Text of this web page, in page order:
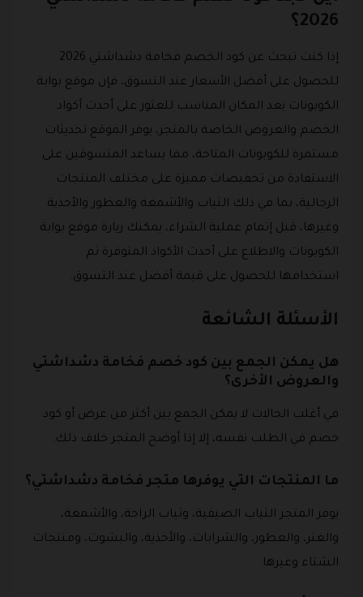
2026؟
إذا كنت تبحث عن كود الخصم فخامة دشداشتي 2026
للحصول على أفضل الأسعار عند التسوق، فإن موقع بوابة
الكوبونات يعد المكان المناسب للعثور على أحدث أكواد
الخصم والعروض الخاصة بالمتجر، يوفر الموقع تحديثات
مستمرة للكوبونات المتاحة، مما يساعد المتسوقين على
الاستفادة من تخفيضات مميزة على مختلف المنتجات
الرجالية، بما في ذلك الثياب والأشمغة والعطور والأحذية
وغيرها، قبل إتمام عملية الشراء، يمكنك زيارة موقع بوابة
الكوبونات والاطلاع على أحدث الأكواد المتوفرة ثم
استخدامها للحصول على قيمة أفضل عند التسوق.
الأسئلة الشائعة
هل يمكن الجمع بين كود خصم فخامة دشداشتي
والعروض الأخرى؟
في أغلب الحالات لا يمكن الجمع بين أكثر من عرض أو كود
خصم في الطلب نفسه، إلا إذا أوضح المتجر خلاف ذلك.
ما المنتجات التي يوفرها متجر فخامة دشداشتي؟
يوفر المتجر الثياب الصيفية، وثياب الراحة، والأشمغة،
والغتر، والعطور، والشرابات، والأحذية، والبشوت، ومنتجات
الشتاء وغيرها.